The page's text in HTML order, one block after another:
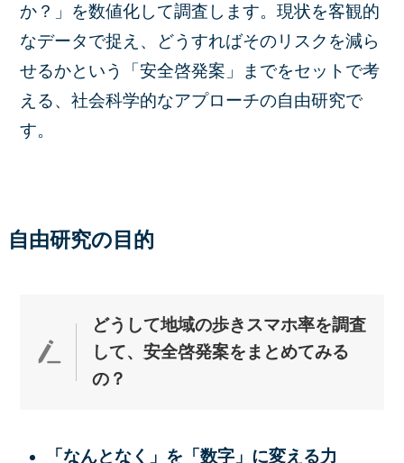
か？」を数値化して調査します。現状を客観的
なデータで捉え、どうすればそのリスクを減ら
せるかという「安全啓発案」までをセットで考
える、社会科学的なアプローチの自由研究で
す。
自由研究の目的
どうして地域の歩きスマホ率を調査
して、安全啓発案をまとめてみる
の？
「なんとなく」を「数字」に変える力